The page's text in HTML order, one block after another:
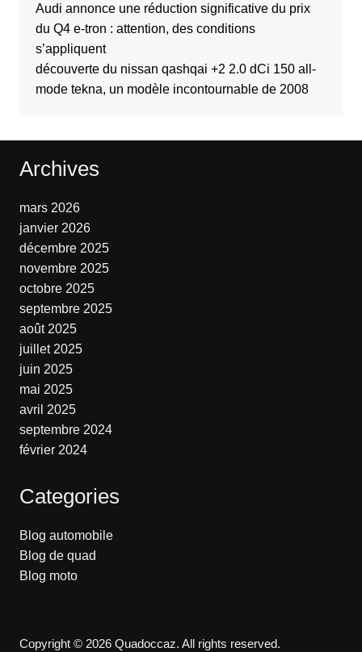
Audi annonce une réduction significative du prix
du Q4 e-tron : attention, des conditions
s’appliquent
découverte du nissan qashqai +2 2.0 dCi 150 all-
mode tekna, un modèle incontournable de 2008
Archives
mars 2026
janvier 2026
décembre 2025
novembre 2025
octobre 2025
septembre 2025
août 2025
juillet 2025
juin 2025
mai 2025
avril 2025
septembre 2024
février 2024
Categories
Blog automobile
Blog de quad
Blog moto
Copyright © 2026 Quadoccaz. All rights reserved.